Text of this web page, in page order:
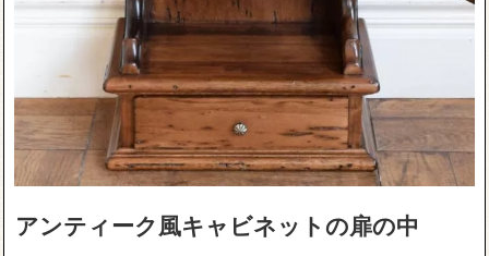
アンティーク風キャビネットの扉の中